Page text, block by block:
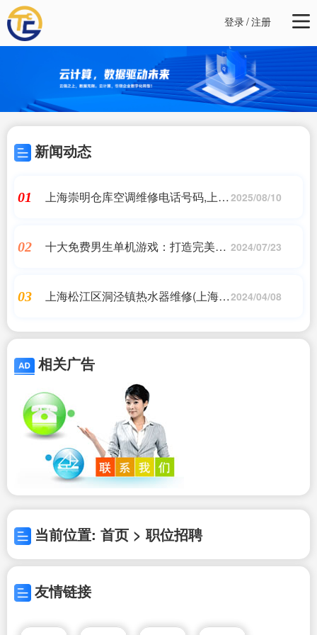
登录/注册
新闻动态
01
上海崇明仓库空调维修电话号码,上海2025/08/10
02
十大免费男生单机游戏：打造完美游 2024/07/23
03
上海松江区洞泾镇热水器维修(上海市
少)
2024/04/08
相关广告
当前位置: 首页 > 职位招聘
友情链接